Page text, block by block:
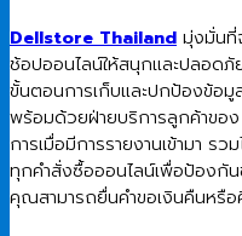
Dellstore Thailand มุ่งมั่นที่
ช้อปออนไลน์ให้สนุกและปลอด
ขั้นตอนการเก็บและปกป้องข้อ
พร้อมด้วยฝ่ายบริการลูกค้าของ
การเมื่อมีการรายงานเข้ามา รว
ทุกคำสั่งซื้อออนไลน์เพื่อป้องกัน
คุณสามารถยื่นคำขอเงินคืนหรื